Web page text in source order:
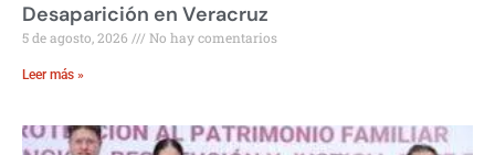
Desaparición en Veracruz
5 de agosto, 2026 No hay comentarios
Leer más »